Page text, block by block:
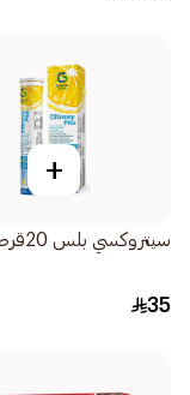
+
سيتروكسي بلس 20قرص
35